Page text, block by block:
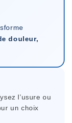
douleur,
l’usure ou
un choix